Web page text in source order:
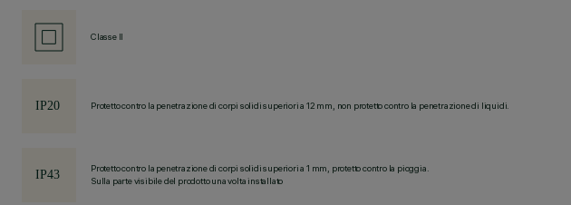
Classe II
Protetto contro la penetrazione di corpi solidi superiori a 12 mm, non protetto contro la penetrazione di liquidi.
Protetto contro la penetrazione di corpi solidi superiori a 1 mm, protetto contro la pioggia.
Sulla parte visibile del prodotto una volta installato